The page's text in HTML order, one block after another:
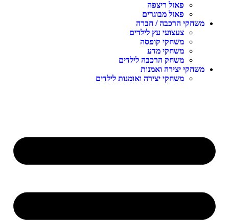
פאזל ריצפה
פאזל מבוגרים
משחקי הרכבה / חברה
צעצועי עץ לילדים
משחקי קופסה
משחקי מדע
משחק הרכבה לילדים
משחקי יצירה ואמנות
משחקי יצירה ואומנות לילדים